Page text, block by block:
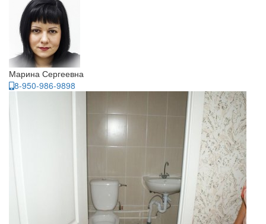
Марина Сергеевна
8-950-986-9898